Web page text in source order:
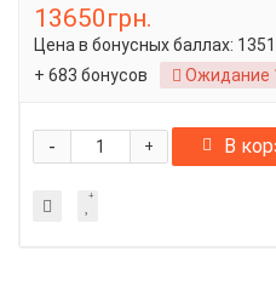
13650грн.
Цена в бонусных баллах:
+ 683 бонусов
Ожидание
+
- В